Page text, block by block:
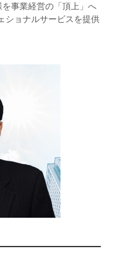
事業経営の「頂上」へ
ショナルサービスを提供